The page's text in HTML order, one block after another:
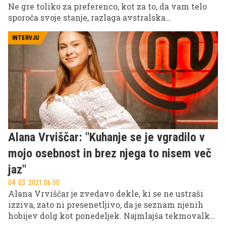
Ne gre toliko za preferenco, kot za to, da vam telo
sporoča svoje stanje, razlaga avstralska
nutricionistka.
INTERVJU
Alana Vrviščar: ''Kuhanje se je vgradilo v
mojo osebnost in brez njega to nisem več
jaz''
04. 03. 2021 06.00
Alana Vrviščar je zvedavo dekle, ki se ne ustraši
izziva, zato ni presenetljivo, da je seznam njenih
hobijev dolg kot ponedeljek. Najmlajša tekmovalka